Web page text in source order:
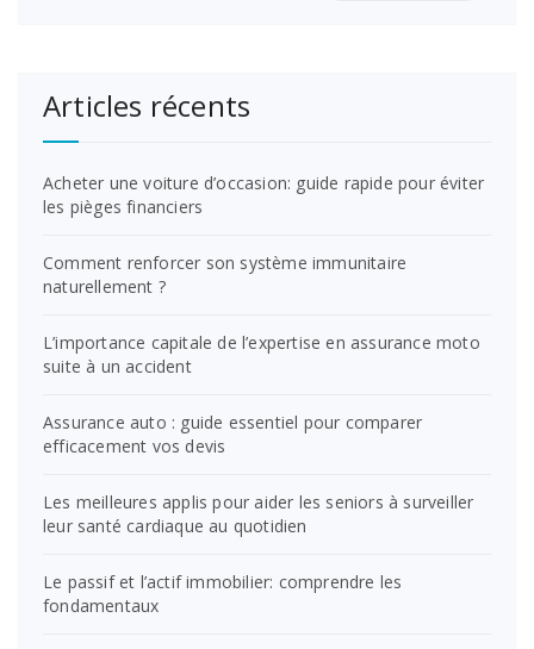
Articles récents
Acheter une voiture d’occasion: guide rapide pour éviter
les pièges financiers
Comment renforcer son système immunitaire
naturellement ?
L’importance capitale de l’expertise en assurance moto
suite à un accident
Assurance auto : guide essentiel pour comparer
efficacement vos devis
Les meilleures applis pour aider les seniors à surveiller
leur santé cardiaque au quotidien
Le passif et l’actif immobilier: comprendre les
fondamentaux